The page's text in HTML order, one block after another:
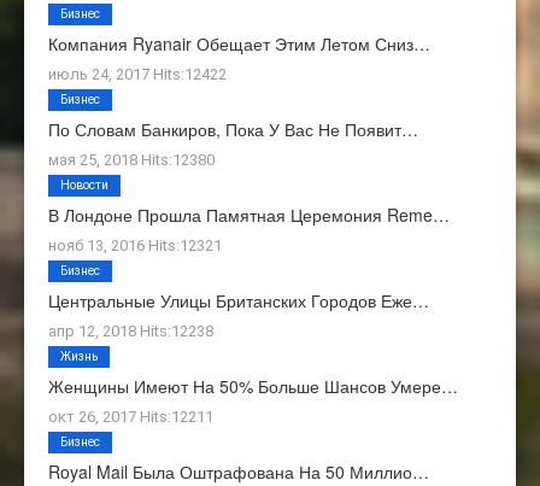
Компания Ryanair Обещает Этим Летом Сниз…
июль 24, 2017 Hits:12422
Бизнес
По Словам Банкиров, Пока У Вас Не Появит…
мая 25, 2018 Hits:12380
Бизнес
В Лондоне Прошла Памятная Церемония Reme…
нояб 13, 2016 Hits:12321
Новости
Центральные Улицы Британских Городов Еже…
апр 12, 2018 Hits:12238
Бизнес
Женщины Имеют На 50% Больше Шансов Умере…
окт 26, 2017 Hits:12211
Жизнь
Royal Mail Была Оштрафована На 50 Миллио…
Бизнес